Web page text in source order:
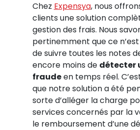
Chez Expensya, nous
clients une solution
gestion des frais. Nous
pertinemment que ce
de suivre toutes les notes
encore moins de détecter
fraudeen temps réel.
que notre solution a été
sorte d’alléger la charge
services concernés par la
le remboursement d’une